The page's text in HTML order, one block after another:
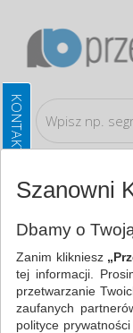
WSZYSTKIE
NAJCHĘTNIEJ
Szanowni
Dbamy o
Zanim klikniesz
tej informacji.
przetwarzanie
zaufanych
polityce